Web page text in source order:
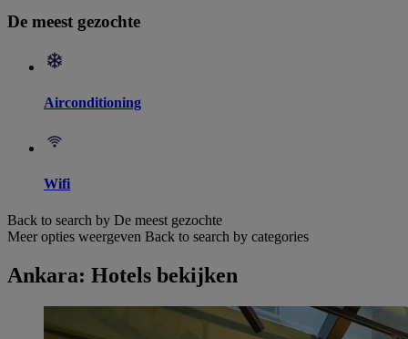
De meest gezochte
Airconditioning
Wifi
Back to search by De meest gezochte
Meer opties weergeven Back to search by categories
Ankara: Hotels bekijken